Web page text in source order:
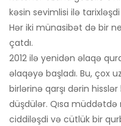
kəsin sevimlisi ilə tarixləşdi
Hər iki münasibət də bir
çatdı.
2012 ilə yenidən əlaqə
əlaqəyə başladı. Bu, çox
birlərinə qarşı dərin
düşdülər. Qısa
ciddiləşdi və cütlük bir